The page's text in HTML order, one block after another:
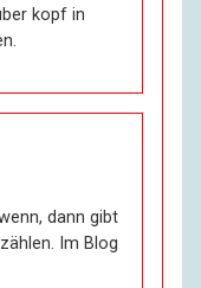
kopf in
dann gibt
Im Blog